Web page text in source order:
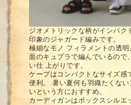
ジオメトリックな柄がインパク
印象のジャガード編みです。
極細なモノ フィラメントの透明
面のキュプラで編んでいるので
い仕 上がりです。
ケープはコンパクトなサイズ感
便利。 暑い夏何も羽織たくな
いという方におすすめ。
カーディガンはボックスシルエ